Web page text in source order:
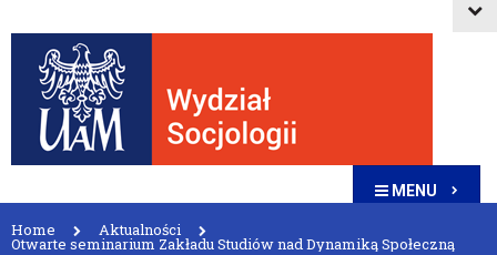
MENU
Home Aktualności
Otwarte seminarium Zakładu Studiów nad Dynamiką Społeczną